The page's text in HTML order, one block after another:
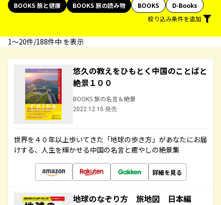
BOOKS 旅と健康
BOOKS 旅の読み物 BOOKS
D-Books
絞り込み条件を追加
1〜20件/188件中 を表示
悠久の教えをひもとく中国のことばと
絶景１００
BOOKS 旅の名言＆絶景
2022.12.15 発売
世界を４０年以上歩いてきた「地球の歩き方」があなたにお届
けする、人生を輝かせる中国の名言と癒やしの絶景集
詳細を見る
地球のなぞり方 旅地図 日本編